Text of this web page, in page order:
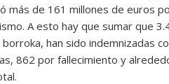
más de 161 millones de euros
A esto hay que sumar que
borroka, han sido indemnizadas
862 por fallecimiento y